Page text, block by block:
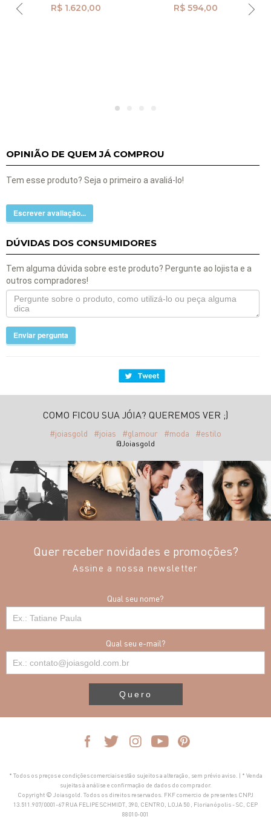
R$ 1.620,00
R$ 594,00
OPINIÃO DE QUEM JÁ COMPROU
Tem esse produto? Seja o primeiro a avaliá-lo!
Escrever avaliação...
DÚVIDAS DOS CONSUMIDORES
Tem alguma dúvida sobre este produto? Pergunte ao lojista e a
outros compradores!
Enviar pergunta
COMO FICOU SUA JÓIA? QUEREMOS VER ;)
#joiasgold #joias #glamour #moda #estilo
@Joiasgold
Quer receber novidades e promoções?
Assine a nossa newsletter
Qual seu nome?
Qual seu e-mail?
Quero
* Todos os preços e condições comerciais estão sujeitos a alteração, sem prévio aviso. | * Venda
sujeitas à análise e confirmação de dados do comprador.
Copyright © Joiasgold. Todos os direitos reservados. FKF comercio de presentes CNPJ
13.511.907/0001-67 RUA FELIPE SCHMIDT, 390, CENTRO, LOJA 50 , Florianópolis - SC, CEP
88010-001